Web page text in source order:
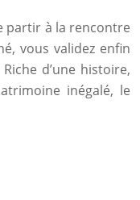
partir à la rencontre
vous validez enfin
d’une histoire,
inégalé, le